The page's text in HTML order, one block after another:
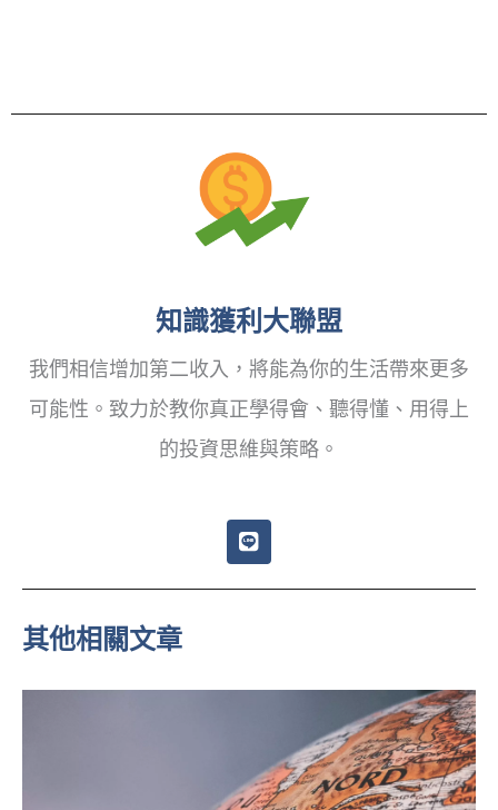
知識獲利大聯盟
我們相信增加第二收入，將能為你的生活帶來更多
可能性。致力於教你真正學得會、聽得懂、用得上
的投資思維與策略。
L
i
e
其他相關文章